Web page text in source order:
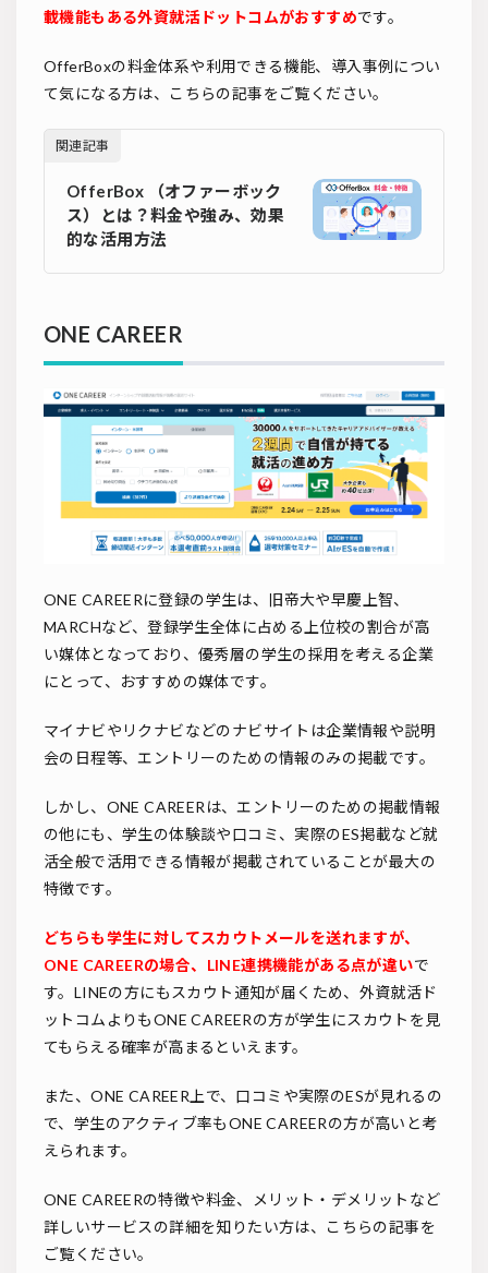
載機能もある外資就活ドットコムがおすすめです。
OfferBoxの料金体系や利用できる機能、導入事例につい
て気になる方は、こちらの記事をご覧ください。
関連記事
OfferBox （オファーボック
ス）とは？料金や強み、効果
的な活用方法
ONE CAREER
ONE CAREERに登録の学生は、旧帝大や早慶上智、
MARCHなど、登録学生全体に占める上位校の割合が高
い媒体となっており、優秀層の学生の採用を考える企業
にとって、おすすめの媒体です。
マイナビやリクナビなどのナビサイトは企業情報や説明
会の日程等、エントリーのための情報のみの掲載です。
しかし、ONE CAREERは、エントリーのための掲載情報
の他にも、学生の体験談や口コミ、実際のES掲載など就
活全般で活用できる情報が掲載されていることが最大の
特徴です。
どちらも学生に対してスカウトメールを送れますが、
ONE CAREERの場合、LINE連携機能がある点が違いで
す。LINEの方にもスカウト通知が届くため、外資就活ド
ットコムよりもONE CAREERの方が学生にスカウトを見
てもらえる確率が高まるといえます。
また、ONE CAREER上で、口コミや実際のESが見れるの
で、学生のアクティブ率もONE CAREERの方が高いと考
えられます。
ONE CAREERの特徴や料金、メリット・デメリットなど
詳しいサービスの詳細を知りたい方は、こちらの記事を
ご覧ください。